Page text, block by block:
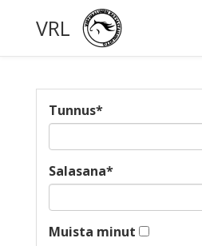
VRL
Tunnus*
Salasana*
Muista minut